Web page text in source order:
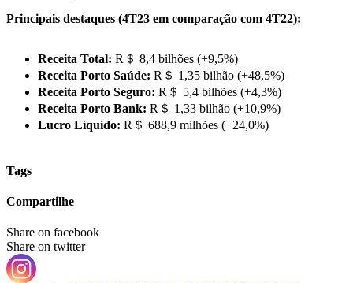
Principais destaques (4T23 em comparação com 4T22):
Receita Total: R＄ 8,4 bilhões (+9,5%)
Receita Porto Saúde: R＄ 1,35 bilhão (+48,5%)
Receita Porto Seguro: R＄ 5,4 bilhões (+4,3%)
Receita Porto Bank: R＄ 1,33 bilhão (+10,9%)
Lucro Líquido: R＄ 688,9 milhões (+24,0%)
Tags
Compartilhe
Share on facebook
Share on twitter